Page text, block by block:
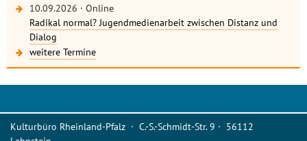
10.09.2026 · Online
Radikal normal? Jugendmedienarbeit zwischen Distanz und
Dialog
weitere Termine
Kulturbüro Rheinland-Pfalz · C.-S.-Schmidt-Str. 9 · 56112